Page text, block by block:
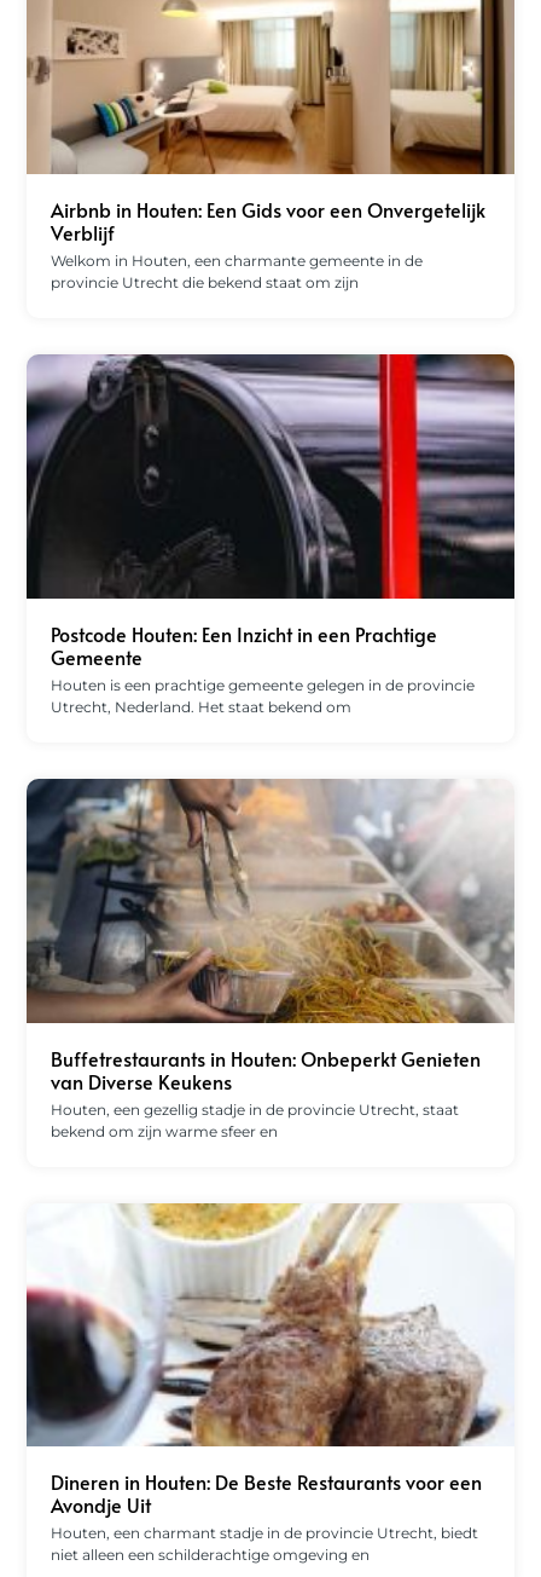
Airbnb in Houten: Een Gids voor een Onvergetelijk
Verblijf
Welkom in Houten, een charmante gemeente in de
provincie Utrecht die bekend staat om zijn
Postcode Houten: Een Inzicht in een Prachtige
Gemeente
Houten is een prachtige gemeente gelegen in de provincie
Utrecht, Nederland. Het staat bekend om
Buffetrestaurants in Houten: Onbeperkt Genieten
van Diverse Keukens
Houten, een gezellig stadje in de provincie Utrecht, staat
bekend om zijn warme sfeer en
Dineren in Houten: De Beste Restaurants voor een
Avondje Uit
Houten, een charmant stadje in de provincie Utrecht, biedt
niet alleen een schilderachtige omgeving en